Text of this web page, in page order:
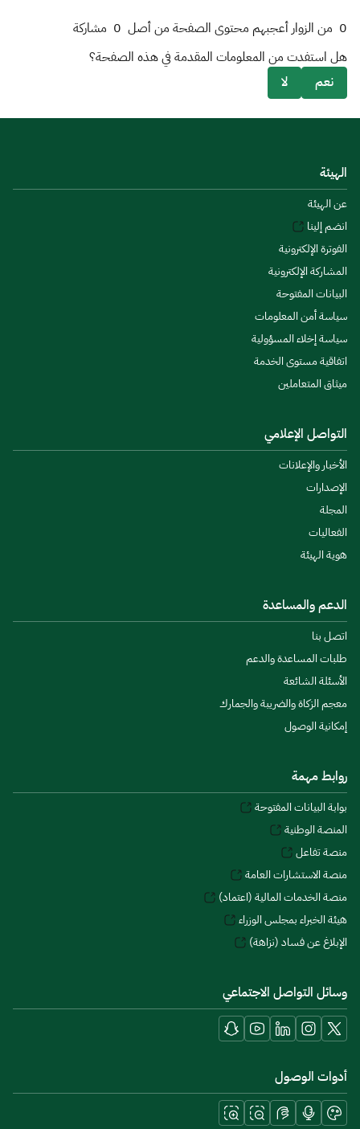
0 من الزوار أعجبهم محتوى الصفحة من أصل 0 مشاركة
هل استفدت من المعلومات المقدمة في هذه الصفحة؟
نعم
لا
الهيئة
عن الهيئة
انضم إلينا
الفوترة الإلكترونية
المشاركة الإلكترونية
البيانات المفتوحة
سياسة أمن المعلومات
سياسة إخلاء المسؤولية
اتفاقية مستوى الخدمة
ميثاق المتعاملين
التواصل الإعلامي
الأخبار والإعلانات
الإصدارات
المجلة
الفعاليات
هوية الهيئة
الدعم والمساعدة
اتصل بنا
طلبات المساعدة والدعم
الأسئلة الشائعة
معجم الزكاة والضريبة والجمارك
إمكانية الوصول
روابط مهمة
بوابة البيانات المفتوحة
المنصة الوطنية
منصة تفاعل
منصة الاستشارات العامة
منصة الخدمات المالية (اعتماد)
هيئة الخبراء بمجلس الوزراء
الإبلاغ عن فساد (نزاهة)
وسائل التواصل الاجتماعي
أدوات الوصول